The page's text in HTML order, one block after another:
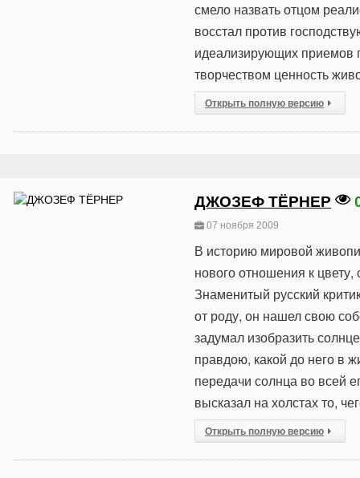
смело назвать отцом
восстал против
идеализирующих приемов
творчеством ценность
Открыть полную версию
ДЖОЗЕФ ТЁРНЕР
07 ноября 2009
В историю мировой
нового отношения к
Знаменитый русский
от роду, он нашел свою
задумал изобразить
правдою, какой до него в
передачи солнца во всей
высказал на холстах то,
Открыть полную версию